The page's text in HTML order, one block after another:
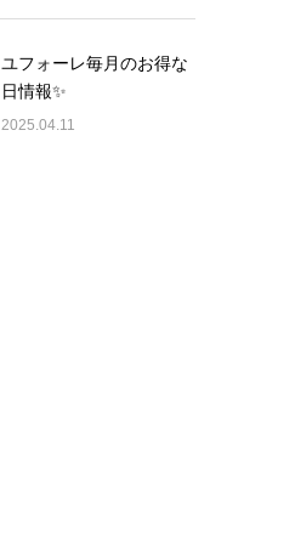
ユフォーレ毎月のお得な
日情報✨
2025.04.11